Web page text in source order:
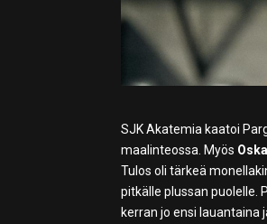
SJK Akatemia kaatoi
maalinteossa. Myös
Tulos oli tärkeä
pitkälle plussan puolelle.
kerran jo ensi lauantaina